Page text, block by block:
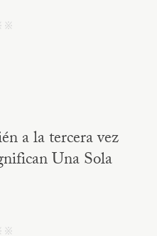
j
a la tercera vez
Una Sola
j